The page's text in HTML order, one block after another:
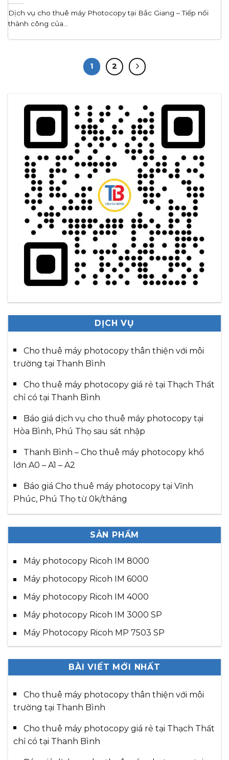
Dịch vụ cho thuê máy Photocopy tại Bắc Giang – Tiếp nối
thành công của...
1 2
DỊCH VỤ
Cho thuê máy photocopy thân thiện với môi
trường tại Thanh Bình
Cho thuê máy photocopy giá rẻ tại Thạch Thất
chỉ có tại Thanh Bình
Báo giá dịch vụ cho thuê máy photocopy tại
Hòa Bình, Phú Thọ sau sát nhập
Thanh Bình – Cho thuê máy photocopy khổ
lớn A0 – A1 – A2
Báo giá Cho thuê máy photocopy tại Vĩnh
Phúc, Phú Thọ từ 0k/tháng
SẢN PHẨM
Máy photocopy Ricoh IM 8000
Máy photocopy Ricoh IM 6000
Máy photocopy Ricoh IM 4000
Máy photocopy Ricoh IM 3000 SP
Máy Photocopy Ricoh MP 7503 SP
BÀI VIẾT MỚI NHẤT
Cho thuê máy photocopy thân thiện với môi
trường tại Thanh Bình
Cho thuê máy photocopy giá rẻ tại Thạch Thất
chỉ có tại Thanh Bình